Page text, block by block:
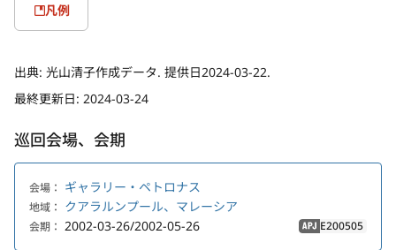
凡例
出典: 光山清子作成データ. 提供日2024-03-22.
最終更新日: 2024-03-24
巡回会場、会期
会場： ギャラリー・ペトロナス
地域： クアラルンプール、マレーシア
会期： 2002-03-26/2002-05-26 APJ E200505